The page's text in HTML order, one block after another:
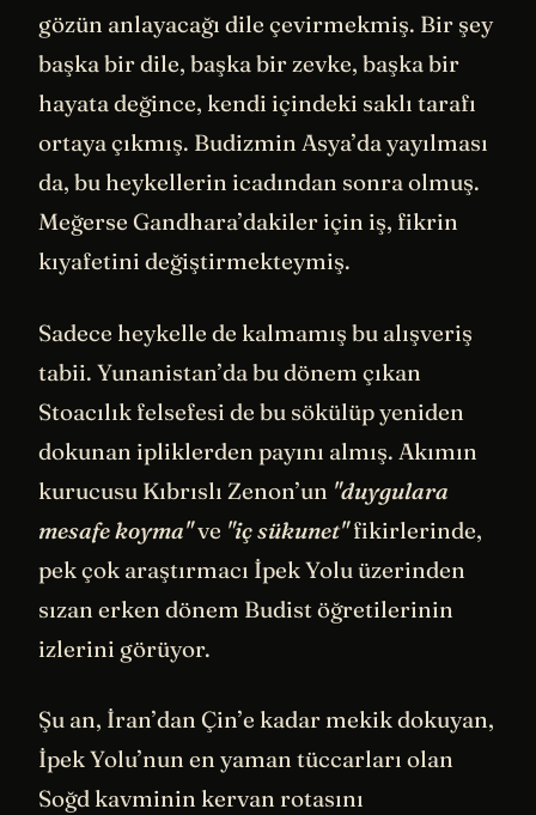
gözün anlayacağı dile çevirmekmiş. Bir şey
başka bir dile, başka bir zevke, başka bir
hayata değince, kendi içindeki saklı tarafı
ortaya çıkmış. Budizmin Asya’da yayılması
da, bu heykellerin icadından sonra olmuş.
Meğerse Gandhara’dakiler için iş, fikrin
kıyafetini değiştirmekteymiş.
Sadece heykelle de kalmamış bu alışveriş
tabii. Yunanistan’da bu dönem çıkan
Stoacılık felsefesi de bu sökülüp yeniden
dokunan ipliklerden payını almış. Akımın
kurucusu Kıbrıslı Zenon’un "duygulara
mesafe koyma"ve "iç sükunet"fikirlerinde,
pek çok araştırmacı İpek Yolu üzerinden
sızan erken dönem Budist öğretilerinin
izlerini görüyor.
Şu an, İran’dan Çin’e kadar mekik dokuyan,
İpek Yolu’nun en yaman tüccarları olan
Soğd kavminin kervan rotasını